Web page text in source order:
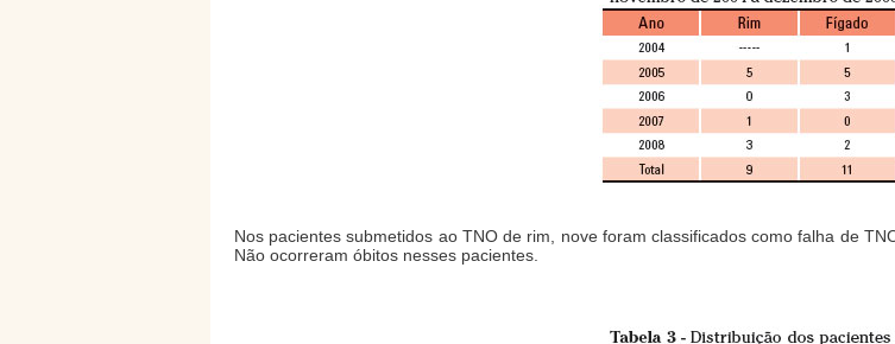
Nos pacientes submetidos ao TNO de rim, nove foram classificados como falha de
Não ocorreram óbitos nesses pacientes.